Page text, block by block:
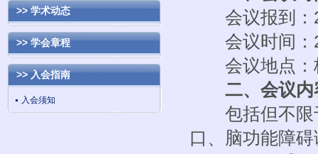
>> 学术动态
>> 学会章程
>> 入会指南
入会须知
会议报到：
会议时间：
会议地点：
二、会议内
包括但不限于
口、脑功能障